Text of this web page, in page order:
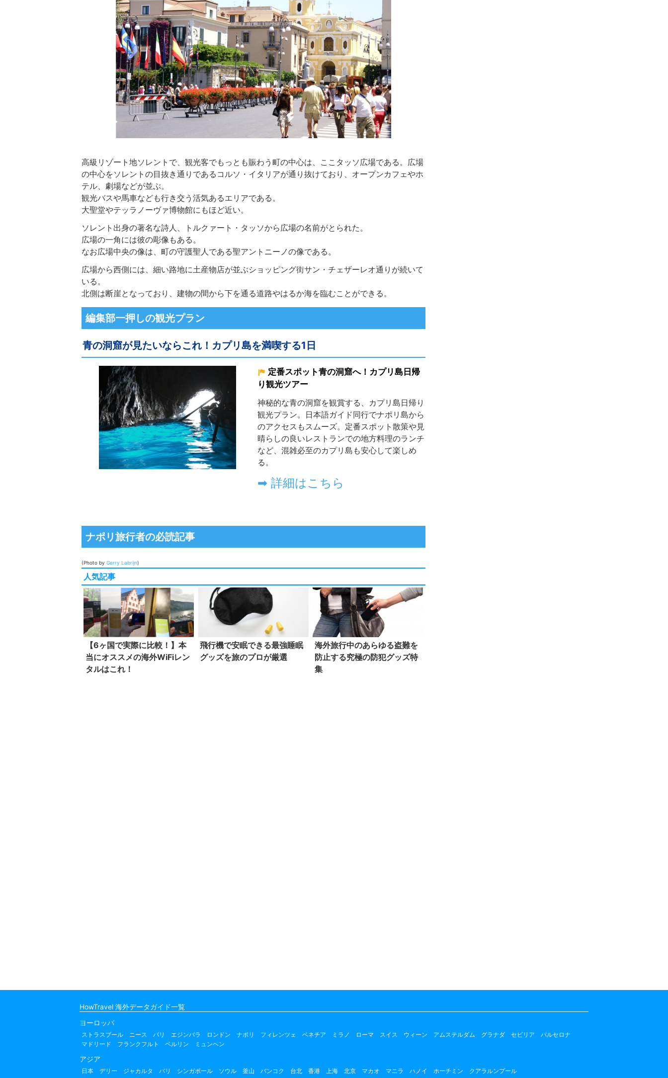
高級リゾート地ソレントで、観光客でもっとも賑わう町の中心は、ここタッソ広場である。広場
の中心をソレントの目抜き通りであるコルソ・イタリアが通り抜けており、オープンカフェやホ
テル、劇場などが並ぶ。
観光バスや馬車なども行き交う活気あるエリアである。
大聖堂やテッラノーヴァ博物館にもほど近い。
ソレント出身の著名な詩人、トルクァート・タッソから広場の名前がとられた。
広場の一角には彼の彫像もある。
なお広場中央の像は、町の守護聖人である聖アントニーノの像である。
広場から西側には、細い路地に土産物店が並ぶショッピング街サン・チェザーレオ通りが続いて
いる。
北側は断崖となっており、建物の間から下を通る道路やはるか海を臨むことができる。
編集部一押しの観光プラン
青の洞窟が見たいならこれ！カプリ島を満喫する1日
ナポリ旅行者の必読記事
(Photo by Gerry Labrijn)
人気記事
【6ヶ国で実際に比較！】本
当にオススメの海外WiFiレン
タルはこれ！
飛行機で安眠できる最強睡眠
グッズを旅のプロが厳選
海外旅行中のあらゆる盗難を
防止する究極の防犯グッズ特
集
HowTravel 海外データガイド一覧
ヨーロッパ
ストラスブール ニース パリ エジンバラ ロンドン ナポリ フィレンツェ ベネチア ミラノ ローマ スイス ウィーン アムステルダム グラナダ セビリア
バルセロナ
マドリード
フランクフルト ベルリン ミュンヘン
アジア
日本 デリー ジャカルタ バリ シンガポール ソウル 釜山 バンコク 台北 香港 上海 北京 マカオ マニラ ハノイ ホーチミン クアラルンプール